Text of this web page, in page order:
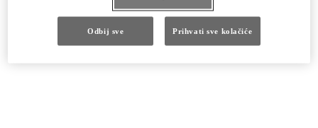
Odbij sve Prihvati sve kolačiće